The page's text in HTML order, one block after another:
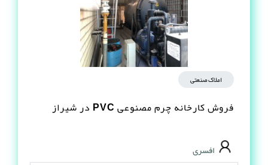
املاک صنعتی
فروش کارخانه چرم مصنوعى PVC در شیراز
افسری